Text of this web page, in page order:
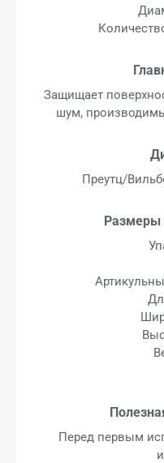
Защищает
шум,
Преутц/
Размеры
Перед первым